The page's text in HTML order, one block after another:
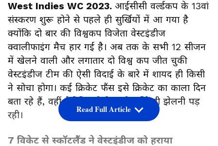
West Indies WC 2023. आईसीसी वर्ल्डकप के 13वां
संस्करण शुरू होने से पहले ही सुर्खियों में आ गया है
क्योंकि दो बार की विश्वकप विजेता वेस्टइंडीज
क्वालीफाइंग मैच हार गई है। अब तक के सभी 12 सीजन
में खेलने वाली और लगातार दो विश्व कप जीत चुकी
वेस्टइंडीज टीम की ऐसी विदाई के बारे में शायद ही किसी
ने सोचा होगा। कई क्रिकेट फैंस इसे क्रिकेट का काला दिन
बता रहे हैं, वहीं कैरिबियाई टीम को शर्मिंदगी झेलनी पड़
रही।
7 विकेट से स्कॉटलैंड ने वेस्टइंडीज को हराया
Read Full Article